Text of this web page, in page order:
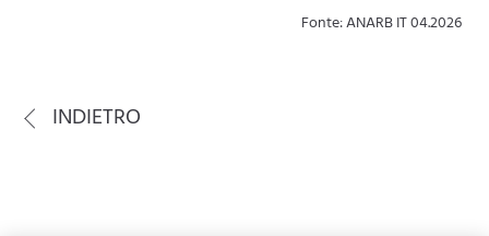
Fonte: ANARB IT 04.2026
INDIETRO